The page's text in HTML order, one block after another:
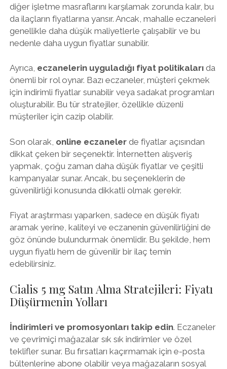
diğer işletme masraflarını karşılamak zorunda kalır, bu
da ilaçların fiyatlarına yansır. Ancak, mahalle eczaneleri
genellikle daha düşük maliyetlerle çalışabilir ve bu
nedenle daha uygun fiyatlar sunabilir.
Ayrıca, eczanelerin uyguladığı fiyat politikalarıda
önemli bir rol oynar. Bazı eczaneler, müşteri çekmek
için indirimli fiyatlar sunabilir veya sadakat programları
oluşturabilir. Bu tür stratejiler, özellikle düzenli
müşteriler için cazip olabilir.
Son olarak, online eczanelerde fiyatlar açısından
dikkat çeken bir seçenektir. İnternetten alışveriş
yapmak, çoğu zaman daha düşük fiyatlar ve çeşitli
kampanyalar sunar. Ancak, bu seçeneklerin de
güvenilirliği konusunda dikkatli olmak gerekir.
Fiyat araştırması yaparken, sadece en düşük fiyatı
aramak yerine, kaliteyi ve eczanenin güvenilirliğini de
göz önünde bulundurmak önemlidir. Bu şekilde, hem
uygun fiyatlı hem de güvenilir bir ilaç temin
edebilirsiniz.
Cialis 5 mg Satın Alma Stratejileri: Fiyatı
Düşürmenin Yolları
İndirimleri ve promosyonları takip edin. Eczaneler
ve çevrimiçi mağazalar sık sık indirimler ve özel
teklifler sunar. Bu fırsatları kaçırmamak için e-posta
bültenlerine abone olabilir veya mağazaların sosyal